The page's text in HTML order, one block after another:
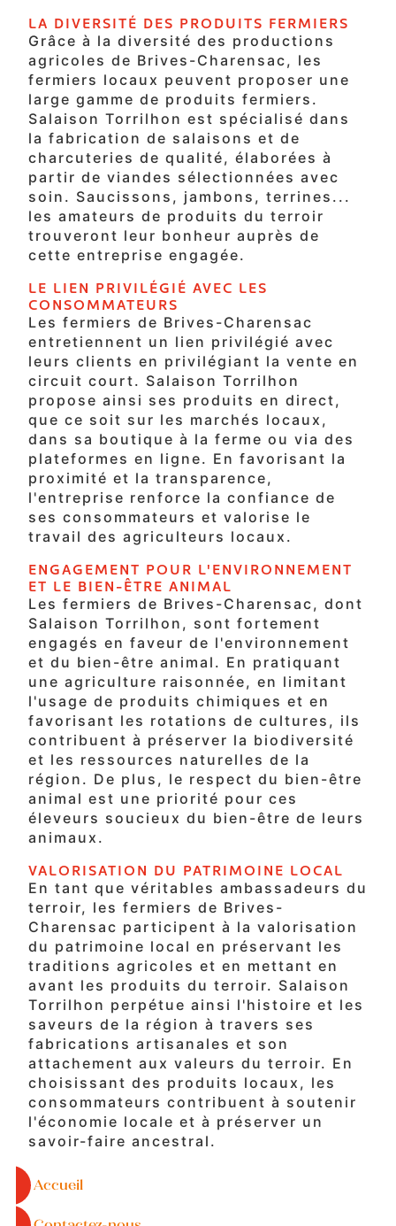
LA DIVERSITÉ DES PRODUITS FERMIERS
Grâce à la diversité des productions
agricoles de Brives-Charensac, les
fermiers locaux peuvent proposer une
large gamme de produits fermiers.
Salaison Torrilhon est spécialisé dans
la fabrication de salaisons et de
charcuteries de qualité, élaborées à
partir de viandes sélectionnées avec
soin. Saucissons, jambons, terrines...
les amateurs de produits du terroir
trouveront leur bonheur auprès de
cette entreprise engagée.
LE LIEN PRIVILÉGIÉ AVEC LES
CONSOMMATEURS
Les fermiers de Brives-Charensac
entretiennent un lien privilégié avec
leurs clients en privilégiant la vente en
circuit court. Salaison Torrilhon
propose ainsi ses produits en direct,
que ce soit sur les marchés locaux,
dans sa boutique à la ferme ou via des
plateformes en ligne. En favorisant la
proximité et la transparence,
l'entreprise renforce la confiance de
ses consommateurs et valorise le
travail des agriculteurs locaux.
ENGAGEMENT POUR L'ENVIRONNEMENT
ET LE BIEN-ÊTRE ANIMAL
Les fermiers de Brives-Charensac, dont
Salaison Torrilhon, sont fortement
engagés en faveur de l'environnement
et du bien-être animal. En pratiquant
une agriculture raisonnée, en limitant
l'usage de produits chimiques et en
favorisant les rotations de cultures, ils
contribuent à préserver la biodiversité
et les ressources naturelles de la
région. De plus, le respect du bien-être
animal est une priorité pour ces
éleveurs soucieux du bien-être de leurs
animaux.
VALORISATION DU PATRIMOINE LOCAL
En tant que véritables ambassadeurs du
terroir, les fermiers de Brives-
Charensac participent à la valorisation
du patrimoine local en préservant les
traditions agricoles et en mettant en
avant les produits du terroir. Salaison
Torrilhon perpétue ainsi l'histoire et les
saveurs de la région à travers ses
fabrications artisanales et son
attachement aux valeurs du terroir. En
choisissant des produits locaux, les
consommateurs contribuent à soutenir
l'économie locale et à préserver un
savoir-faire ancestral.
Accueil